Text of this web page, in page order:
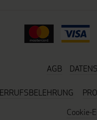
AGB
Cookie-